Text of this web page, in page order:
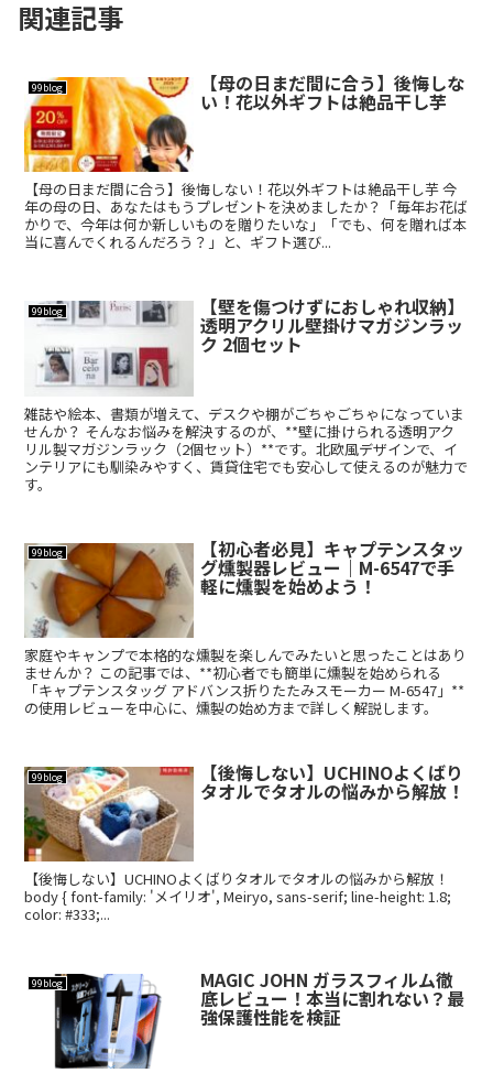
関連記事
99blog 【母の日まだ間に合う】後悔しな
い！花以外ギフトは絶品干し芋
【母の日まだ間に合う】後悔しない！花以外ギフトは絶品干し芋 今
年の母の日、あなたはもうプレゼントを決めましたか？「毎年お花ば
かりで、今年は何か新しいものを贈りたいな」「でも、何を贈れば本
当に喜んでくれるんだろう？」と、ギフト選び...
99blog 【壁を傷つけずにおしゃれ収納】
透明アクリル壁掛けマガジンラッ
ク 2個セット
雑誌や絵本、書類が増えて、デスクや棚がごちゃごちゃになっていま
せんか？ そんなお悩みを解決するのが、**壁に掛けられる透明アク
リル製マガジンラック（2個セット）**です。北欧風デザインで、イ
ンテリアにも馴染みやすく、賃貸住宅でも安心して使えるのが魅力で
す。
99blog 【初心者必見】キャプテンスタッ
グ燻製器レビュー｜M-6547で手
軽に燻製を始めよう！
家庭やキャンプで本格的な燻製を楽しんでみたいと思ったことはあり
ませんか？ この記事では、**初心者でも簡単に燻製を始められる
「キャプテンスタッグ アドバンス折りたたみスモーカー M-6547」**
の使用レビューを中心に、燻製の始め方まで詳しく解説します。
99blog 【後悔しない】UCHINOよくばり
タオルでタオルの悩みから解放！
【後悔しない】UCHINOよくばりタオルでタオルの悩みから解放！
body { font-family: 'メイリオ', Meiryo, sans-serif; line-height: 1.8;
color: #333;...
99blog MAGIC JOHN ガラスフィルム徹
底レビュー！本当に割れない？最
強保護性能を検証